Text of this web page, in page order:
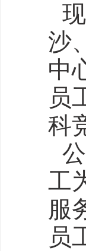
沙
中
员
科
工
服
员